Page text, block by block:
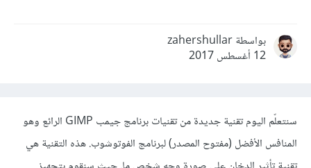
بواسطة zahershullar
12 أغسطس 2017
سنتعلّم اليوم تقنية جديدة من تقنيات برنامج جيمب GIMP الرائع وهو
المنافس الأفضل (مفتوح المصدر) لبرنامج الفوتوشوب. هذه التقنية هي